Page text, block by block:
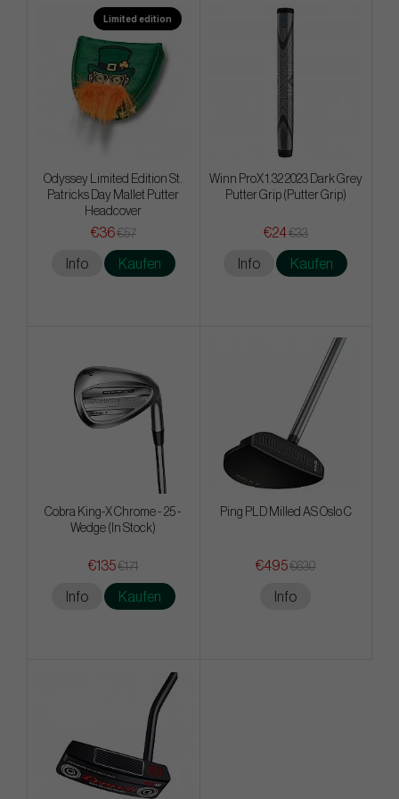
Limited edition
Odyssey Limited Edition St.
Patricks Day Mallet Putter
Headcover
€36€57
Info Kaufen
Winn ProX 1.32 2023 Dark Grey
Putter Grip (Putter Grip)
€24€33
Info Kaufen
Cobra King-X Chrome - 25 -
Wedge (In Stock)
€135€171
Info Kaufen
Ping PLD Milled AS Oslo C
€495€630
Info